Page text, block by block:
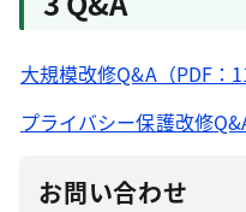
大規模改修Q&A（PDF：
プライバシー保護改修
お問い合わせ